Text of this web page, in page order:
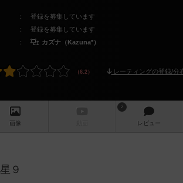
： 登録を募集しています
： 登録を募集しています
： カズナ（Kazuna*）
レーティングの登録/分
画像
2
レビュー
星９